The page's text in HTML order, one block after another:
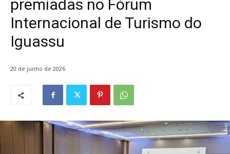
premiadas no Fórum
Internacional de Turismo do
Iguassu
20 de junho de 2026